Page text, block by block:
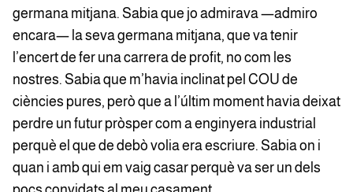
germana mitjana. Sabia que jo admirava —admiro
encara— la seva germana mitjana, que va tenir
l’encert de fer una carrera de profit, no com les
nostres. Sabia que m’havia inclinat pel COU de
ciències pures, però que a l’últim moment havia deixat
perdre un futur pròsper com a enginyera industrial
perquè el que de debò volia era escriure. Sabia on i
quan i amb qui em vaig casar perquè va ser un dels